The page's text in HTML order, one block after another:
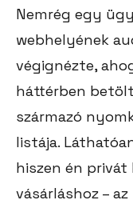
Nemrég egy
webhelyének
végignézte,
háttérben
származó
listája.
hiszen én
vásárláshoz –